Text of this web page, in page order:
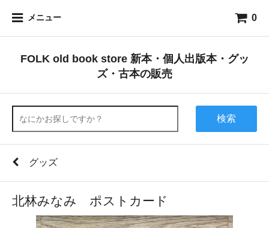
メニュー 0
FOLK old book store 新本・個人出版本・グッ
ズ・古本の販売
検索
グッズ
北林みなみ ポストカード